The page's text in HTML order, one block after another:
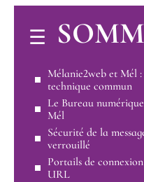
Mélanie2web et Mél
technique commun
Le Bureau
Mél
Sécurité de la
verrouillé
Portails de
URL